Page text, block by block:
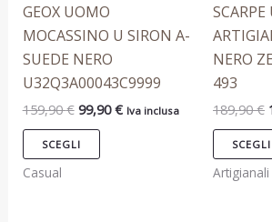
GEOX UOMO
MOCASSINO U SIRON A-
SUEDE NERO
U32Q3A00043C9999
159,90€ 99,90€ Iva inclusa
SCEGLI
Le
opzioni
possono
essere
scelte
pagina
Casual
NERO
493
189,90€
SCEGLI
Artigianali